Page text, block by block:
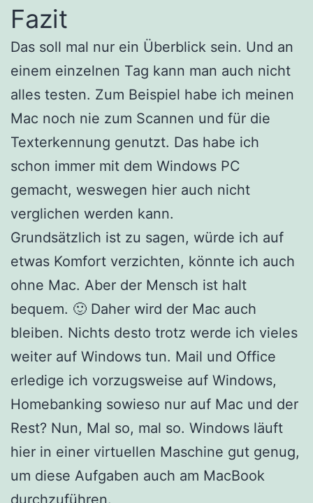
Fazit
Das soll mal nur ein Überblick sein. Und an
einem einzelnen Tag kann man auch nicht
alles testen. Zum Beispiel habe ich meinen
Mac noch nie zum Scannen und für die
Texterkennung genutzt. Das habe ich
schon immer mit dem Windows PC
gemacht, weswegen hier auch nicht
verglichen werden kann.
Grundsätzlich ist zu sagen, würde ich auf
etwas Komfort verzichten, könnte ich auch
ohne Mac. Aber der Mensch ist halt
bequem. 🙂 Daher wird der Mac auch
bleiben. Nichts desto trotz werde ich vieles
weiter auf Windows tun. Mail und Office
erledige ich vorzugsweise auf Windows,
Homebanking sowieso nur auf Mac und der
Rest? Nun, Mal so, mal so. Windows läuft
hier in einer virtuellen Maschine gut genug,
um diese Aufgaben auch am MacBook
durchzuführen.